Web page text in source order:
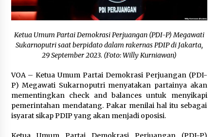
August 21, 2024
VOA Indonesia : Polri Minta Masyarakat
Waspadai Modus Sindikat Perdagangan Orang
dalam Gaet Korban
July 30, 2023
25 Tewas dalam Kecelakaan Jalan Raya di Peru
Utara
May 4, 2024
Dunia Kita “Our World, My Story”: Reality Club
Ketua Umum Partai Demokrasi Perjuangan (PDI-P) Megawati
Sukarnoputri saat berpidato dalam rakernas PDIP di Jakarta,
29 September 2023. (Foto: Willy Kurniawan)
VOA – Ketua Umum Partai Demokrasi Perjuangan (PDI-
P) Megawati Sukarnoputri menyatakan partainya akan
mementingkan check and balances untuk menyikapi
pemerintahan mendatang. Pakar menilai hal itu sebagai
isyarat sikap PDIP yang akan menjadi oposisi.